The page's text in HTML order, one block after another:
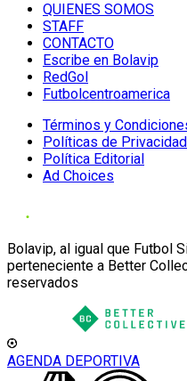
QUIENES SOMOS
STAFF
CONTACTO
Escribe en Bolavip
RedGol
Futbolcentroamerica
Términos y
Políticas de Privacidad
Política Editorial
Ad Choices
Bolavip, al igual que Futbol
perteneciente a Better
reservados
AGENDA DEPORTIVA